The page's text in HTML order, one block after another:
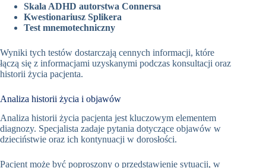
Skala ADHD autorstwa Connersa
Kwestionariusz Splikera
Test mnemotechniczny
Wyniki tych testów dostarczają cennych informacji, które
łączą się z informacjami uzyskanymi podczas konsultacji oraz
historii życia pacjenta.
Analiza historii życia i objawów
Analiza historii życia pacjenta jest kluczowym elementem
diagnozy. Specjalista zadaje pytania dotyczące objawów w
dzieciństwie oraz ich kontynuacji w dorosłości.
Pacjent może być poproszony o przedstawienie sytuacji, w